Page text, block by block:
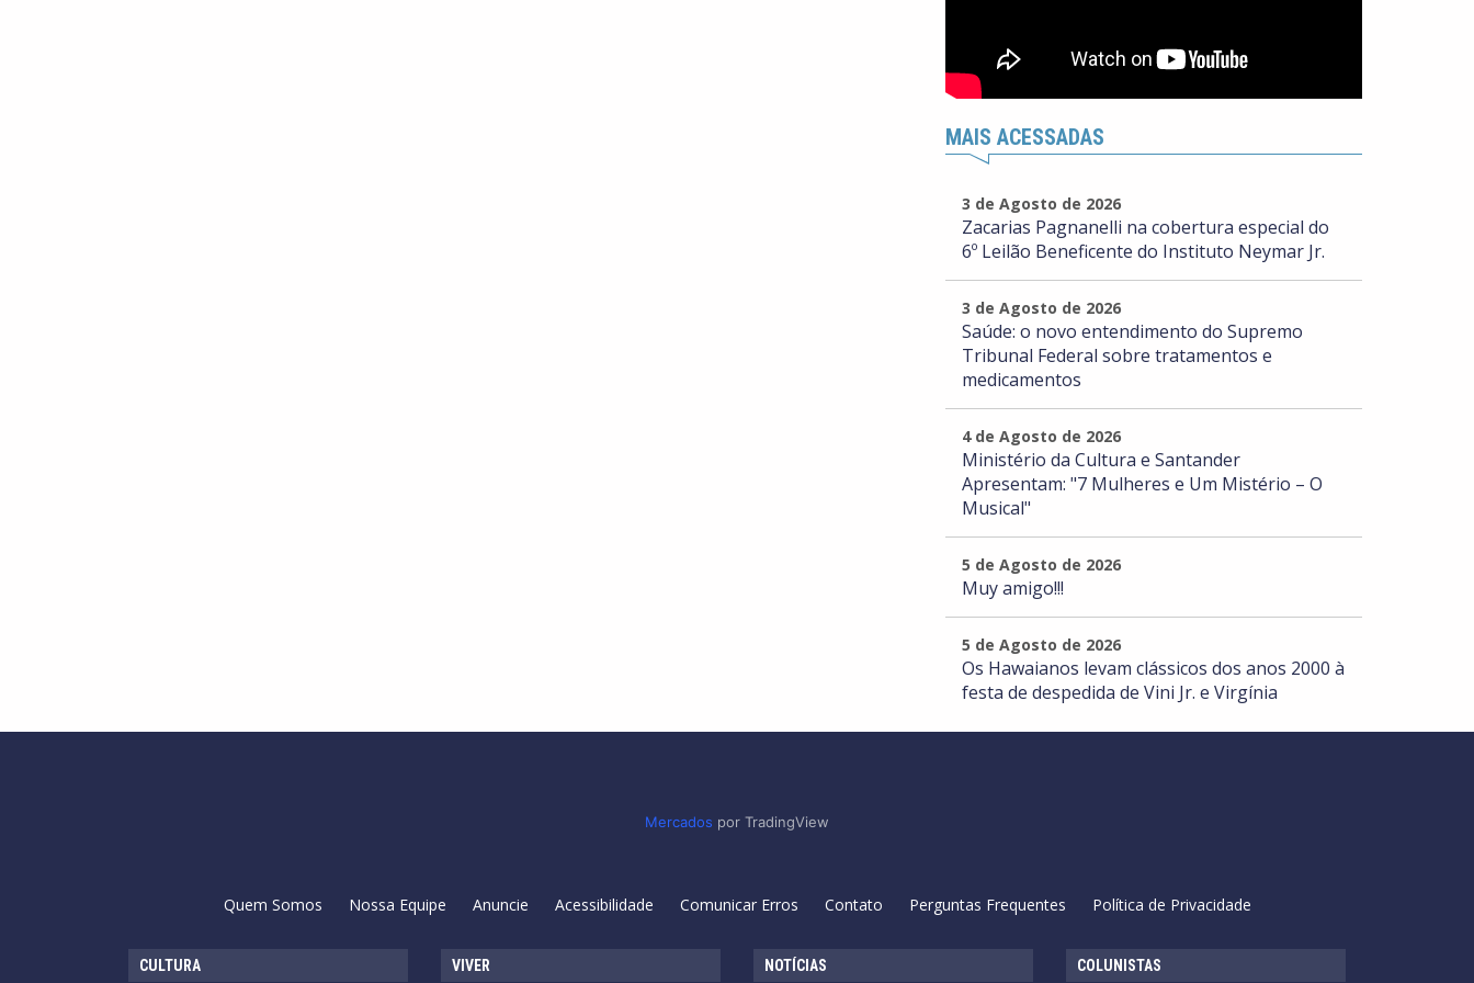
MAIS ACESSADAS
3 de Agosto de 2026
Zacarias Pagnanelli na cobertura especial do
6º Leilão Beneficente do Instituto Neymar Jr.
3 de Agosto de 2026
Saúde: o novo entendimento do Supremo
Tribunal Federal sobre tratamentos e
medicamentos
4 de Agosto de 2026
Ministério da Cultura e Santander
Apresentam: "7 Mulheres e Um Mistério – O
Musical"
5 de Agosto de 2026
Muy amigo!!!
5 de Agosto de 2026
Os Hawaianos levam clássicos dos anos 2000 à
festa de despedida de Vini Jr. e Virgínia
Mercados por TradingView
Quem Somos Nossa Equipe Anuncie Acessibilidade Comunicar Erros Contato Perguntas Frequentes Política de Privacidade
CULTURA VIVER NOTÍCIAS COLUNISTAS